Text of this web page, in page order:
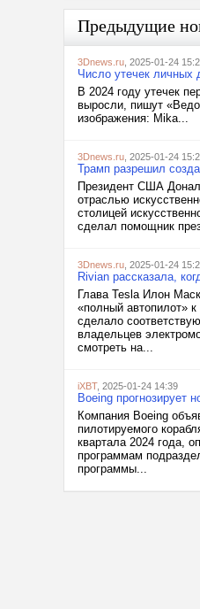
Предыдущие
3Dnews.ru , 2025-01-24
Число утечек личных
В 2024 году утечек
выросли, пишут
изображения: Mika...
3Dnews.ru , 2025-01-24
Трамп разрешил
Президент США
отраслью
столицей
сделал помощник
3Dnews.ru , 2025-01-24
Rivian рассказала,
Глава Tesla Илон
«полный автопилот»
сделало
владельцев
смотреть на...
iXBT, 2025-01-24 14:39
Boeing прогнозирует
Компания Boeing
пилотируемого
квартала 2024 года,
программам
программы...